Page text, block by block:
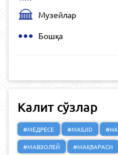
Музейлар
Бошқа
Калит сўзлар
#МЕДРЕСЕ #MASJID
#МАВЗОЛЕЙ
#МАҚБАРАСИ